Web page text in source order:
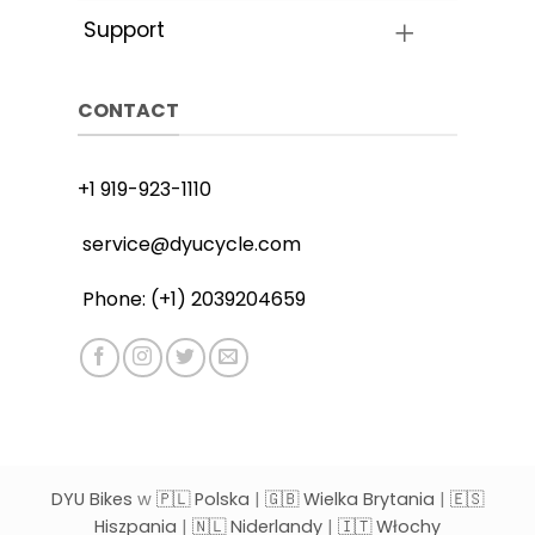
Support
CONTACT
+1 919-923-1110
service@dyucycle.com
Phone: (+1) 2039204659
DYU Bikes w 🇵🇱 Polska | 🇬🇧 Wielka Brytania | 🇪🇸
Hiszpania | 🇳🇱 Niderlandy | 🇮🇹 Włochy